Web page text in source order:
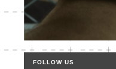
FOLLOW US